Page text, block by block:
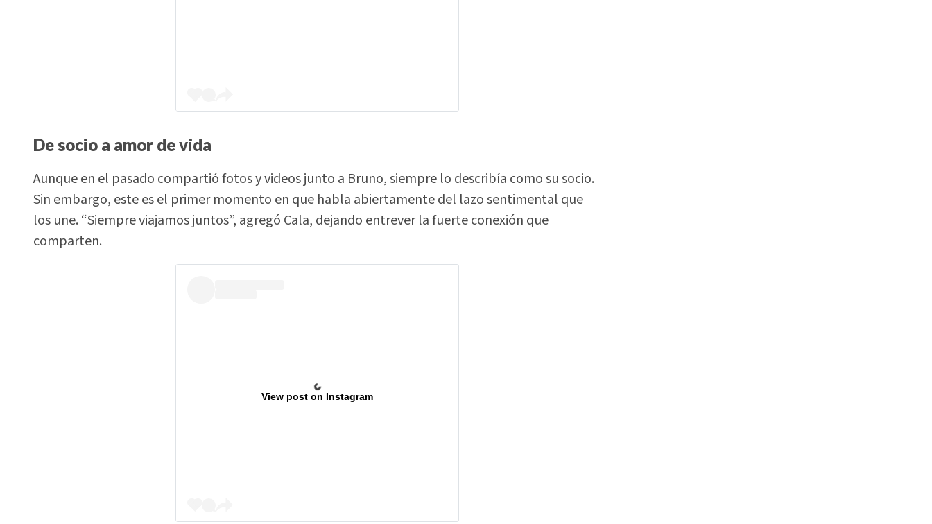
De socio a amor de vida
Aunque en el pasado compartió fotos y videos junto a Bruno, siempre lo describía como su socio.
Sin embargo, este es el primer momento en que habla abiertamente del lazo sentimental que
los une. “Siempre viajamos juntos”, agregó Cala, dejando entrever la fuerte conexión que
comparten.
View post on Instagram